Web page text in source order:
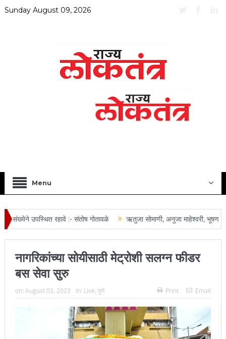
Sunday August 09, 2026
Menu
संख्येने उपस्थित रहावे :- संतोष गोतावळे ऋतुजा सोमाणी, अनुजा माहेश्वरी, भूषण
प्रमुख न्यायाधीश महेंद्र के महाजन
नागरिकांच्या सोयीसाठी मेट्रोशी सलग्न फीडर
बस सेवा सुरु
on: August 03, 2023 In: Live पुणे Print Email